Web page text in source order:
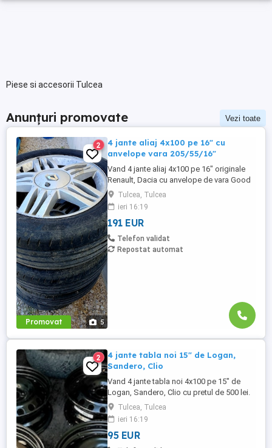
Piese si accesorii Tulcea
Anunțuri promovate Vezi toate
Promovat 5
2
4 jante aliaj 4x100 pe 16" cu
anvelope vara 205/55/16"
Vand 4 jante aliaj 4x100 pe 16" originale
Renault, Dacia cu anvelope de vara Good
Year 205/55/16" cu pretul de 1000 lei. Se
pot achizitiona doar din Tulcea, NU se pot
trimite prin curier.
Tulcea, Tulcea
ieri 16:19
191 EUR
Telefon validat
Repostat automat
2
4 jante tabla noi 15" de Logan,
Sandero, Clio
Vand 4 jante tabla noi 4x100 pe 15" de
Logan, Sandero, Clio cu pretul de 500 lei.
Se pot achizitiona doar din Tulcea, NU se
trimit prin curier.
Tulcea, Tulcea
ieri 16:19
95 EUR